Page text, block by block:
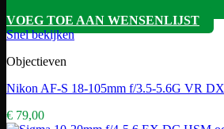
VOEG TOE AAN WENSENLIJST
Snel bekijken
Objectieven
Nikon AF-S 18-105mm f/3.5-5.6G VR DX
€ 79,00